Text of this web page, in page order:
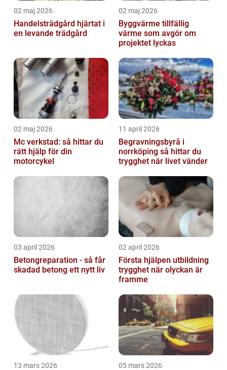
02 maj 2026
Handelsträdgård hjärtat i
en levande trädgård
02 maj 2026
Byggvärme tillfällig
värme som avgör om
projektet lyckas
02 maj 2026
Mc verkstad: så hittar du
rätt hjälp för din
motorcykel
11 april 2026
Begravningsbyrå i
norrköping så hittar du
trygghet när livet vänder
03 april 2026
Betongreparation - så får
skadad betong ett nytt liv
02 april 2026
Första hjälpen utbildning
trygghet när olyckan är
framme
13 mars 2026 05 mars 2026